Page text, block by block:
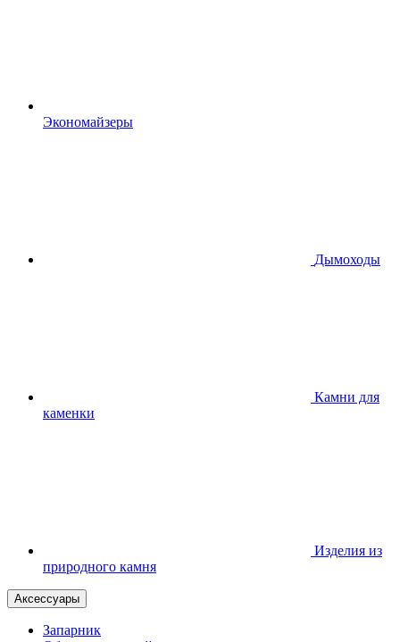
Экономайзеры
Дымоходы
Камни для
каменки
Изделия из
природного камня
Аксессуары
Запарник